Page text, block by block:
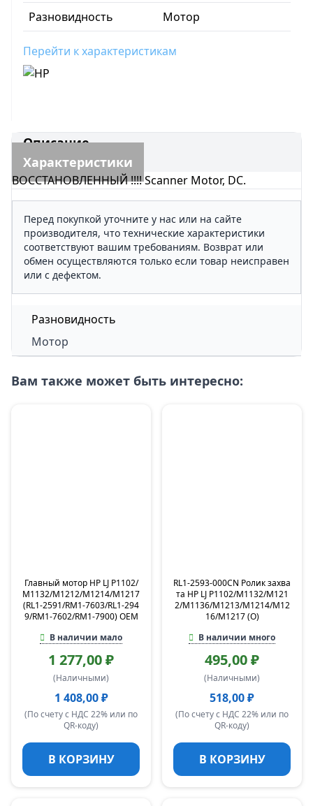
Разновидность
Мотор
Перейти к характеристикам
Описание
Характеристики
ВОССТАНОВЛЕННЫЙ !!!! Scanner Motor, DC.
Перед покупкой уточните у нас или на сайте
производителя, что технические характеристики
соответствуют вашим требованиям. Возврат или
обмен осуществляются только если товар неисправен
или с дефектом.
Разновидность
Мотор
Вам также может быть интересно:
Главный мотор HP LJ P1102/
M1132/M1212/M1214/M1217
(RL1-2591/RM1-7603/RL1-294
9/RM1-7602/RM1-7900) OEM
В наличии мало
1 277,00 ₽
(Наличными)
1 408,00 ₽
(По счету с НДС 22% или по
QR-коду)
В КОРЗИНУ
RL1-2593-000CN Ролик захва
та HP LJ P1102/M1132/M121
2/M1136/M1213/M1214/M12
16/M1217 (O)
В наличии много
495,00 ₽
(Наличными)
518,00 ₽
(По счету с НДС 22% или по
QR-коду)
В КОРЗИНУ